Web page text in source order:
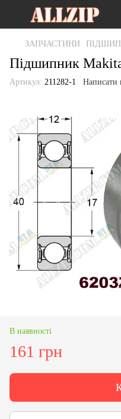
ЗАПЧАСТИНИ
Підшипник
Артикул: 211282-1 Написати
В наявності
161 грн